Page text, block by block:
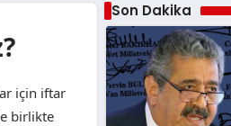
için iftar
birlikte
Son Dakika